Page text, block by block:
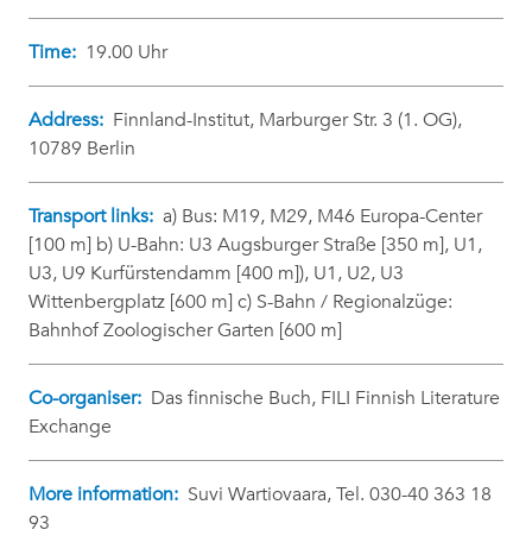
Time: 19.00 Uhr
Address: Finnland-Institut, Marburger Str. 3 (1. OG),
10789 Berlin
Transport links: a) Bus: M19, M29, M46 Europa-Center
[100 m] b) U-Bahn: U3 Augsburger Straße [350 m], U1,
U3, U9 Kurfürstendamm [400 m]), U1, U2, U3
Wittenbergplatz [600 m] c) S-Bahn / Regionalzüge:
Bahnhof Zoologischer Garten [600 m]
Co-organiser: Das finnische Buch, FILI Finnish Literature
Exchange
More information: Suvi Wartiovaara, Tel. 030-40 363 18
93